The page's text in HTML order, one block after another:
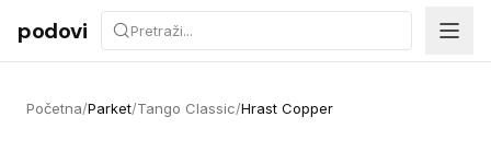
Preskoči na sadržaj
podovi
Početna/Parket/Tango Classic/Hrast Copper